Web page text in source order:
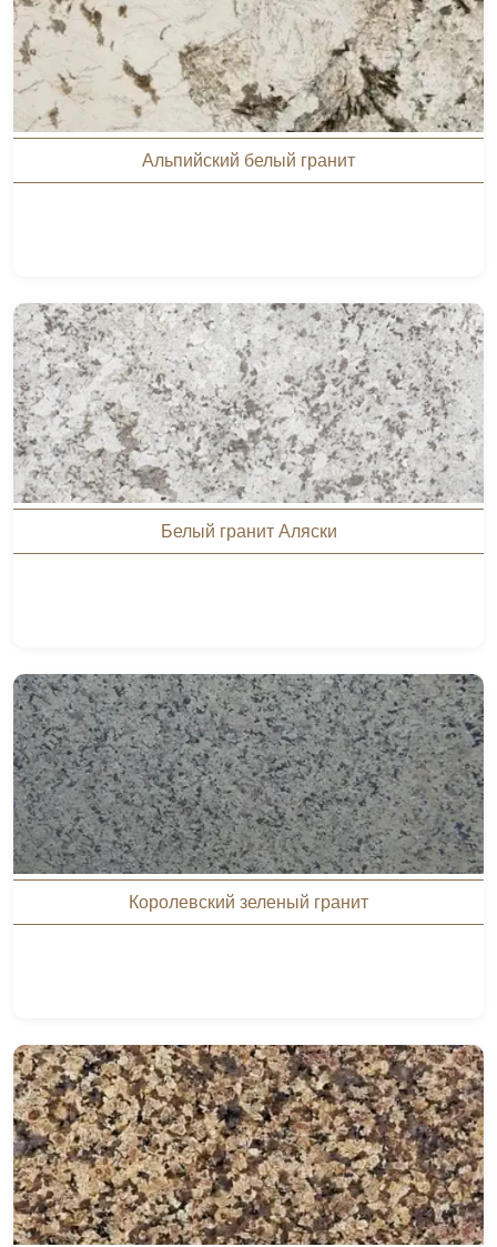
Альпийский белый гранит
Белый гранит Аляски
Королевский зеленый гранит